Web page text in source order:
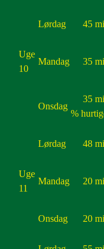
Lørdag 45
Uge
10
Mandag 35
Onsdag
35
%
Lørdag 48
Uge
11
Mandag 20
Onsdag 20